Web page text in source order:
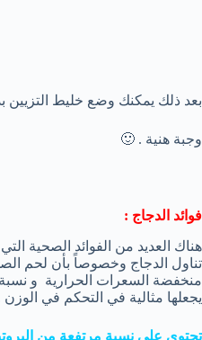
بعد ذلك يمكنك وضع خليط التزيين
وجبة هنية . 🙂
فوائد الدجاج :
هناك العديد من الفوائد الصحية
تناول الدجاج وخصوصاً بأن لحم
منخفضة السعرات الحرارية و نسبة
يجعلها مثالية في التحكم في الوزن
تحتوي علي نسبة مرتفعة من